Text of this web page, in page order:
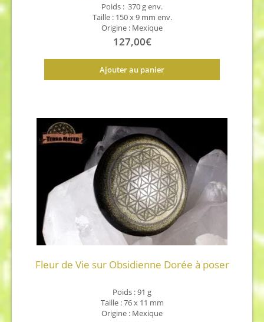
Poids : 370 g env.
Taille : 150 x 9 mm env.
Origine : Mexique
127,00€
Ajouter au panier
Fleur de Vie sur Obsidienne Dorée à poser
Poids : 91 g
Taille : 76 x 11 mm
Origine : Mexique